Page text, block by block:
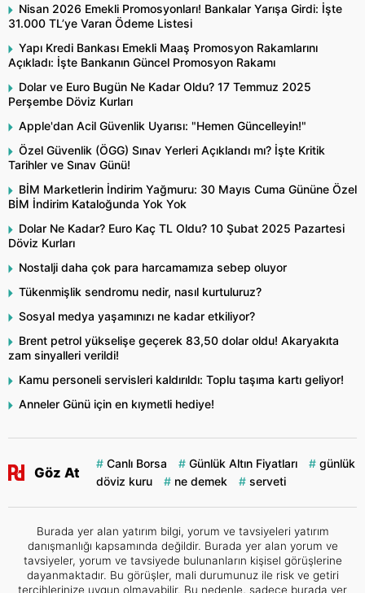
Nisan 2026 Emekli Promosyonları! Bankalar Yarışa Girdi: İşte
31.000 TL’ye Varan Ödeme Listesi
Yapı Kredi Bankası Emekli Maaş Promosyon Rakamlarını
Açıkladı: İşte Bankanın Güncel Promosyon Rakamı
Dolar ve Euro Bugün Ne Kadar Oldu? 17 Temmuz 2025
Perşembe Döviz Kurları
Apple'dan Acil Güvenlik Uyarısı: "Hemen Güncelleyin!"
Özel Güvenlik (ÖGG) Sınav Yerleri Açıklandı mı? İşte Kritik
Tarihler ve Sınav Günü!
BİM Marketlerin İndirim Yağmuru: 30 Mayıs Cuma Gününe Özel
BİM İndirim Kataloğunda Yok Yok
Dolar Ne Kadar? Euro Kaç TL Oldu? 10 Şubat 2025 Pazartesi
Döviz Kurları
Nostalji daha çok para harcamamıza sebep oluyor
Tükenmişlik sendromu nedir, nasıl kurtuluruz?
Sosyal medya yaşamınızı ne kadar etkiliyor?
Brent petrol yükselişe geçerek 83,50 dolar oldu! Akaryakıta
zam sinyalleri verildi!
Kamu personeli servisleri kaldırıldı: Toplu taşıma kartı geliyor!
Anneler Günü için en kıymetli hediye!
Göz At
Canlı Borsa Günlük Altın Fiyatları
günlük
döviz kuru
ne demek serveti
Burada yer alan yatırım bilgi, yorum ve tavsiyeleri yatırım
danışmanlığı kapsamında değildir. Burada yer alan yorum ve
tavsiyeler, yorum ve tavsiyede bulunanların kişisel görüşlerine
dayanmaktadır. Bu görüşler, mali durumunuz ile risk ve getiri
tercihlerinize uygun olmayabilir. Bu nedenle, sadece burada yer